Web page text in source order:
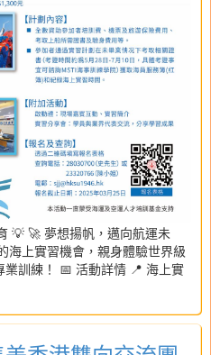
💡 🚀 夢想揚帆，邁向航運未
海上實習機會，親身體驗世界級
訓練！ 📅 活動詳情 📍 海上實